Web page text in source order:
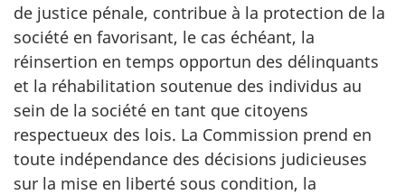
de justice pénale, contribue à la protection de la
société en favorisant, le cas échéant, la
réinsertion en temps opportun des délinquants
et la réhabilitation soutenue des individus au
sein de la société en tant que citoyens
respectueux des lois. La Commission prend en
toute indépendance des décisions judicieuses
sur la mise en liberté sous condition, la